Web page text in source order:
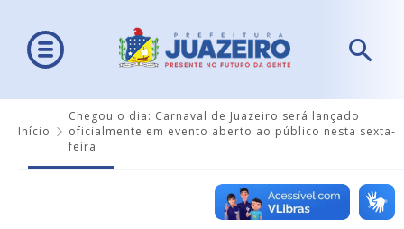
Início
Chegou o dia: Carnaval de Juazeiro será lançado
oficialmente em evento aberto ao público nesta sexta-
feira